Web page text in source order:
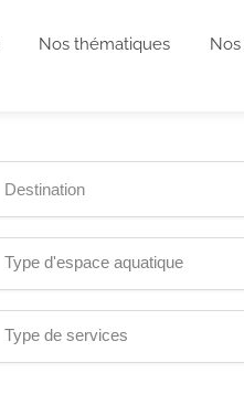
Nos thématiques
Type d'espace aquatique
Type de services